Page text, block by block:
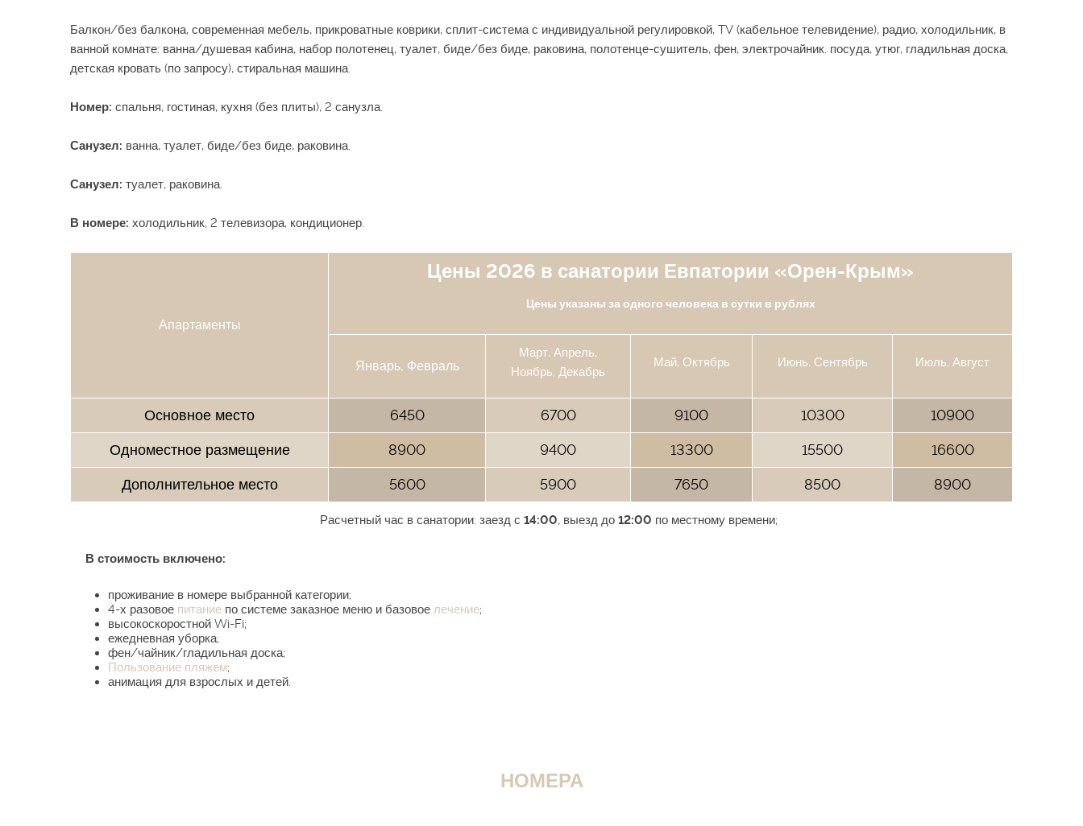
Балкон/без балкона, современная мебель, прикроватные коврики, сплит-система с индивидуальной регулировкой, TV (кабельное телевидение), радио, холодильник, в
ванной комнате: ванна/душевая кабина, набор полотенец, туалет, биде/без биде, раковина, полотенце-сушитель, фен, электрочайник. посуда, утюг, гладильная доска,
детская кровать (по запросу), стиральная машина.
Номер: спальня, гостиная, кухня (без плиты), 2 санузла.
Санузел: ванна, туалет, биде/без биде, раковина.
Санузел: туалет, раковина.
В номере: холодильник, 2 телевизора, кондиционер.
Апартаменты
Цены 2026 в санатории Евпатории «Орен-Крым»
Цены указаны за одного человека в сутки в рублях
Январь, Февраль
Март, Апрель,
Ноябрь, Декабрь
Май, Октябрь Июнь, Сентябрь Июль, Август
Основное место 6450 6700 9100 10300 10900
Одноместное размещение 8900 9400 13300 15500 16600
Дополнительное место 5600 5900 7650 8500 8900
Расчетный час в санатории: заезд с14:00, выезд до12:00 по местному времени;
В стоимость включено:
проживание в номере выбранной категории;
4-х разовое питаниепо системе заказное меню и базовое лечение;
высокоскоростной Wi-Fi;
ежедневная уборка;
фен/чайник/гладильная доска;
Пользование пляжем;
анимация для взрослых и детей.
НОМЕРА